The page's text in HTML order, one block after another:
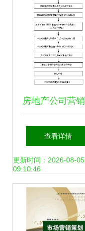
房地产公司营
划管理制度 以市
营销策划为核心
规范化管理体
查看详情
更新时间：2026-08-05
09:10:46